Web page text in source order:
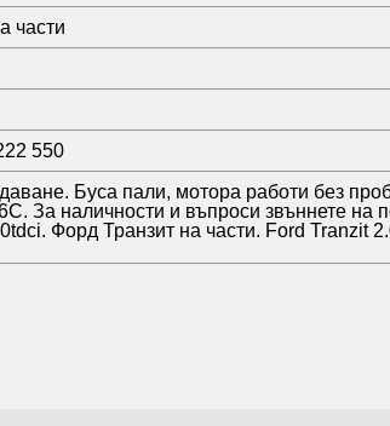
части
550
Буса пали, мотора работи без
За наличности и въпроси звъннете на
Форд Транзит на части. Ford Tranzit